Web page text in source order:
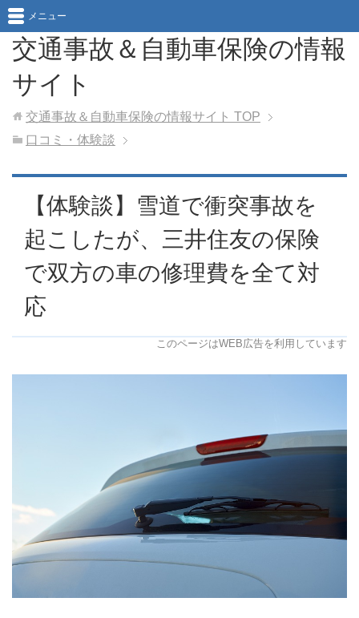
交通事故＆自動車保険の情報
サイト
メニュー
交通事故＆自動車保険の情報サイト TOP
口コミ・体験談
【体験談】雪道で衝突事故を
起こしたが、三井住友の保険
で双方の車の修理費を全て対
応
このページはWEB広告を利用しています